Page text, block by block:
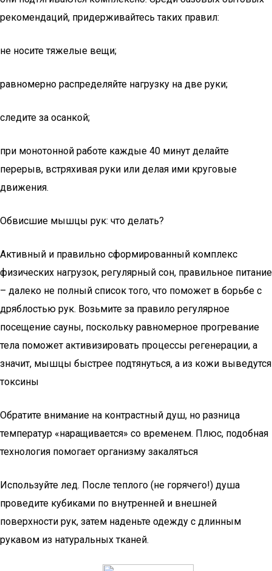
рекомендаций, придерживайтесь таких правил:
не носите тяжелые вещи;
равномерно распределяйте нагрузку на две руки;
следите за осанкой;
при монотонной работе каждые 40 минут делайте
перерыв, встряхивая руки или делая ими круговые
движения.
Обвисшие мышцы рук: что делать?
Активный и правильно сформированный комплекс
физических нагрузок, регулярный сон, правильное питание
– далеко не полный список того, что поможет в борьбе с
дряблостью рук. Возьмите за правило регулярное
посещение сауны, поскольку равномерное прогревание
тела поможет активизировать процессы регенерации, а
значит, мышцы быстрее подтянуться, а из кожи выведутся
токсины
Обратите внимание на контрастный душ, но разница
температур «наращивается» со временем. Плюс, подобная
технология помогает организму закаляться
Используйте лед. После теплого (не горячего!) душа
проведите кубиками по внутренней и внешней
поверхности рук, затем наденьте одежду с длинным
рукавом из натуральных тканей.